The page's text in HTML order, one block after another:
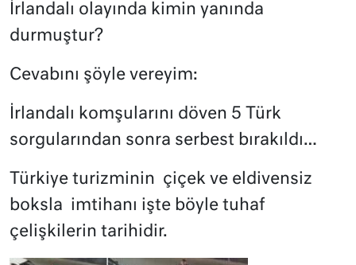
İrlandalı olayında kimin yanında
durmuştur?
Cevabını şöyle vereyim:
İrlandalı komşularını döven 5 Türk
sorgularından sonra serbest bırakıldı…
Türkiye turizminin çiçek ve eldivensiz
boksla imtihanı işte böyle tuhaf
çelişkilerin tarihidir.